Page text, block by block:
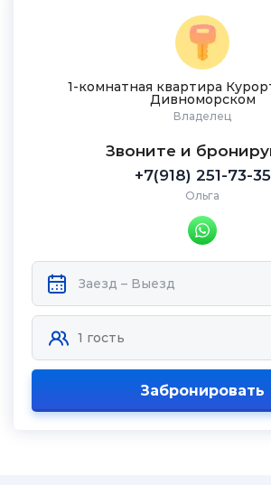
1-комнатная квартира
Дивноморском
Владелец
Звоните и
+7(918) 251-73-35
Ольга
Забронировать